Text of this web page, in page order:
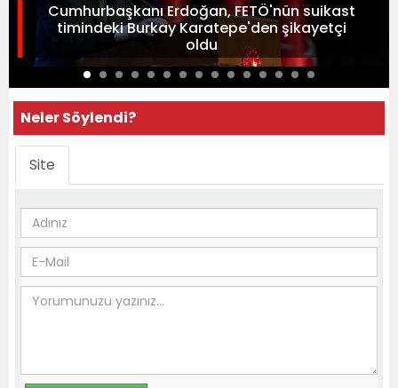
Cumhurbaşkanı Erdoğan, FETÖ'nün suikast
timindeki Burkay Karatepe'den şikayetçi
oldu
Neler Söylendi?
Site